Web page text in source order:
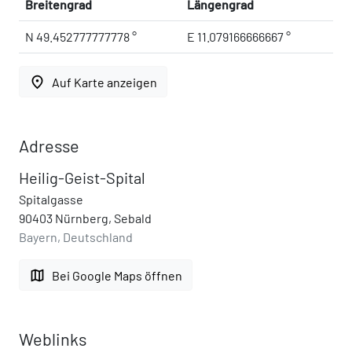
Breitengrad Längengrad
N 49.452777777778 ° E 11.079166666667 °
place Auf Karte anzeigen
Adresse
Heilig-Geist-Spital
Spitalgasse
90403 Nürnberg, Sebald
Bayern, Deutschland
map Bei Google Maps öffnen
Weblinks